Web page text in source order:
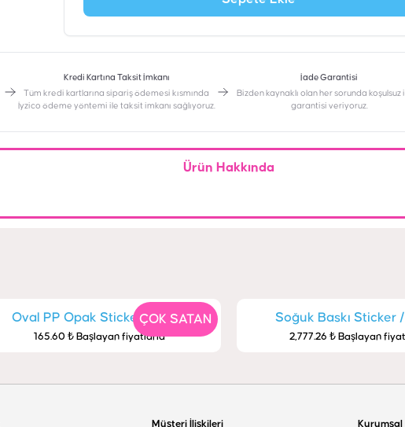
Kredi Kartına Taksit İmkanı
‎Tüm kredi kartlarına sipariş ödemesi kısmında
İyzico ödeme yöntemi ile taksit imkanı sağlıyoruz.
İade Garantisi
Bizden kaynaklı olan her sorunda koşulsuz
garantisi veriyoruz.
Ürün Hakkında
ÇOK SATAN
Oval PP Opak Sticker / Etiket
165.60 ₺ Başlayan fiyatlarla
Soğuk Baskı Sticker
2,777.26 ₺ Başlayan
Müşteri İlişkileri Kurumsal